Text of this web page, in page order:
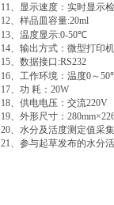
11、显示速度：实时显示
12、样品皿容量:20ml
13、温度显示:0-50℃
14、输出方式：微型打印机
15、数据接口 :RS232
16、工作环境：温度0～50
17、功 耗： 20W
18、供电电压：交流220V
19、外形尺寸：
20、水分及活度测定值采
21、参与起草发布的水分